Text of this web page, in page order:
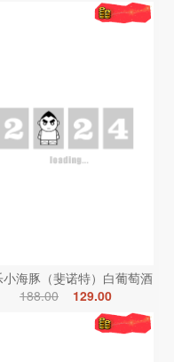
小海豚（斐诺特）白葡萄酒
188.00
129.00